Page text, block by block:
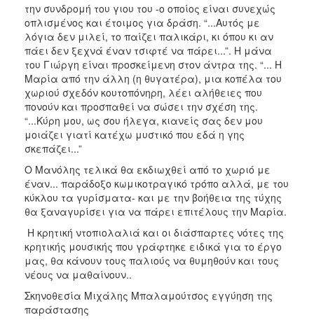
την συνδρομή του γιου του -ο οποίος είναι συνεχώς
οπλισμένος και έτοιμος για δράση. “...Αυτός με
λόγια δεν μιλεί, το παίζει παλικάρι, κι όπου κι αν
πάει δεν ξεχνά έναν τσιφτέ να πάρει...”. Η μάνα
του Γιώργη είναι προσκείμενη στον άντρα της. “... Η
Μαρία από την άλλη (η θυγατέρα), μια κοπέλα του
χωριού σχεδόν κουτοπόνηρη, λέει αλήθειες που
πονούν και προσπαθεί να σώσει την σχέση της.
“...Κύρη μου, ως σου ήλεγα, κιανείς σας δεν μου
μοιάζει γιατί κατέχω μυστικό που εδά η γης
σκεπάζει...”
Ο Μανόλης τελικά θα εκδιωχθεί από το χωριό με
έναν... παράδοξο κωμικοτραγικό τρόπο αλλά, με του
κύκλου τα γυρίσματα- και με την βοήθεια της τύχης
θα ξαναγυρίσει για να πάρει επιτέλους την Μαρία.
Η κρητική ντοπιολαλιά και οι διάσπαρτες νότες της
κρητικής μουσικής που γράφτηκε ειδικά για το έργο
μας, θα κάνουν τους παλιούς να θυμηθούν και τους
νέους να μαθαίνουν..
Σκηνοθεσία Μιχάλης Μπαλαμούτσος εγγύηση της
παράστασης